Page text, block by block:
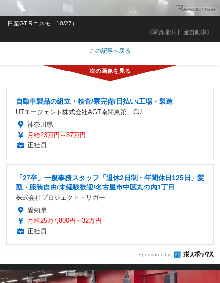
《写真提供 日産自動車》
日産GT-Rニスモ（10/27）
この記事へ戻る
自動車製品の組立・検査/寮完備/日払い/工場・製造
UTエージェント株式会社AGT南関東第二CU
神奈川県
月給23万円～37万円
正社員
「27卒」一般事務スタッフ「週休2日制・年間休日125日」髪
型・服装自由/未経験歓迎/名古屋市中区丸の内1丁目
株式会社プロジェクトトリガー
愛知県
月給25万7,800円～32万円
正社員
Sponsored by